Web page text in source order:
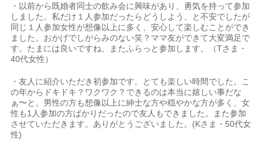
・以前から既婚者同士の飲み会に興味があり、勇気を持って参加
しました。私だけ１人参加だったらどうしよう、と不安でしたが
同じ１人参加女性が想像以上に多く、安心して楽しむことができ
ました。おかげでしがらみのない笑？ママ友ができて大変満足で
す。たまには良いですね、またふらっと参加します。（Tさま・
40代女性）
・友人に紹介いただき初参加です。とても楽しい時間でした。こ
の年からドキドキ？ワクワク？できるのは本当に嬉しい事だな
ぁ〜と。男性の方も想像以上に紳士な方や穏やかな方が多く、女
性も1人参加の方ばかりだったので友人もできました。また参加
させていただきます。ありがとうございました。(Kさま・50代女
性)